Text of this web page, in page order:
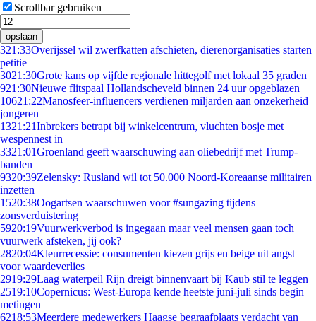
Scrollbar gebruiken
opslaan
321:33Overijssel wil zwerfkatten afschieten, dierenorganisaties starten
petitie
3021:30Grote kans op vijfde regionale hittegolf met lokaal 35 graden
921:30Nieuwe flitspaal Hollandscheveld binnen 24 uur opgeblazen
10621:22Manosfeer-influencers verdienen miljarden aan onzekerheid
jongeren
1321:21Inbrekers betrapt bij winkelcentrum, vluchten bosje met
wespennest in
3321:01Groenland geeft waarschuwing aan oliebedrijf met Trump-
banden
9320:39Zelensky: Rusland wil tot 50.000 Noord-Koreaanse militairen
inzetten
1520:38Oogartsen waarschuwen voor #sungazing tijdens
zonsverduistering
5920:19Vuurwerkverbod is ingegaan maar veel mensen gaan toch
vuurwerk afsteken, jij ook?
2820:04Kleurrecessie: consumenten kiezen grijs en beige uit angst
voor waardeverlies
2919:29Laag waterpeil Rijn dreigt binnenvaart bij Kaub stil te leggen
2519:10Copernicus: West-Europa kende heetste juni-juli sinds begin
metingen
6218:53Meerdere medewerkers Haagse begraafplaats verdacht van